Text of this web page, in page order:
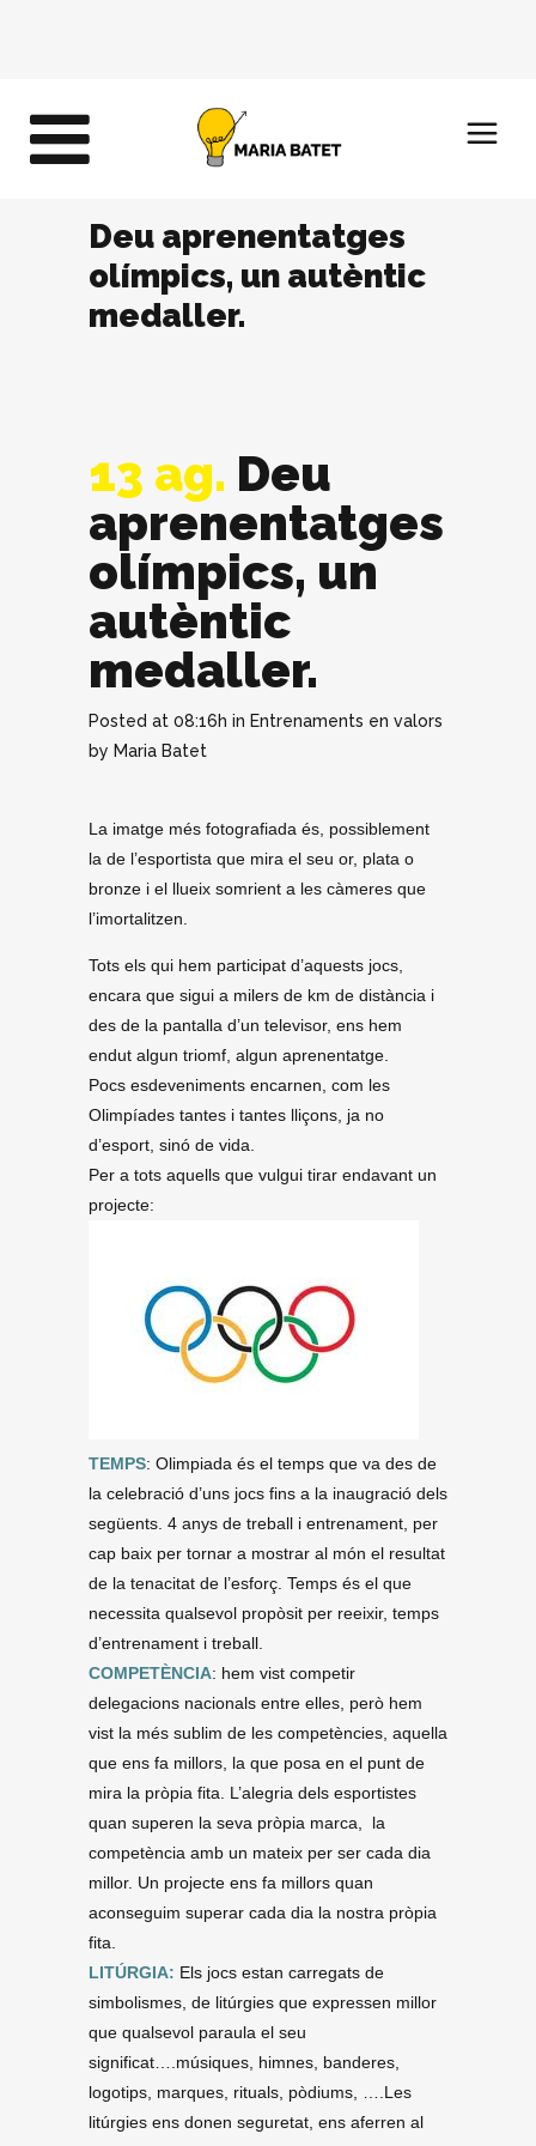
Deu aprenentatges
olímpics, un autèntic
medaller.
13 ag. Deu
aprenentatges
olímpics, un
autèntic
medaller.
Posted at 08:16h in Entrenaments en valors
by Maria Batet
La imatge més fotografiada és, possiblement
la de l’esportista que mira el seu or, plata o
bronze i el llueix somrient a les càmeres que
l’imortalitzen.
Tots els qui hem participat d’aquests jocs,
encara que sigui a milers de km de distància i
des de la pantalla d’un televisor, ens hem
endut algun triomf, algun aprenentatge.
Pocs esdeveniments encarnen, com les
Olimpíades tantes i tantes lliçons, ja no
d’esport, sinó de vida.
Per a tots aquells que vulgui tirar endavant un
projecte:
TEMPS: Olimpiada és el temps que va des de
la celebració d’uns jocs fins a la inaugració dels
següents. 4 anys de treball i entrenament, per
cap baix per tornar a mostrar al món el resultat
de la tenacitat de l’esforç. Temps és el que
necessita qualsevol propòsit per reeixir, temps
d’entrenament i treball.
COMPETÈNCIA: hem vist competir
delegacions nacionals entre elles, però hem
vist la més sublim de les competències, aquella
que ens fa millors, la que posa en el punt de
mira la pròpia fita. L’alegria dels esportistes
quan superen la seva pròpia marca, la
competència amb un mateix per ser cada dia
millor. Un projecte ens fa millors quan
aconseguim superar cada dia la nostra pròpia
fita.
LITÚRGIA: Els jocs estan carregats de
simbolismes, de litúrgies que expressen millor
que qualsevol paraula el seu
significat….músiques, himnes, banderes,
logotips, marques, rituals, pòdiums, ….Les
litúrgies ens donen seguretat, ens aferren al